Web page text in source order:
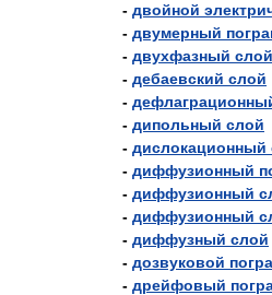
- двойной
- двумерный
- двухфазный слой
- дебаевский слой
-
- дипольный слой
- дислокационный
- диффузионный
- диффузионный
- диффузионный
- диффузный слой
- дозвуковой
- дрейфовый